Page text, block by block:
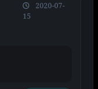
2020-07-
15